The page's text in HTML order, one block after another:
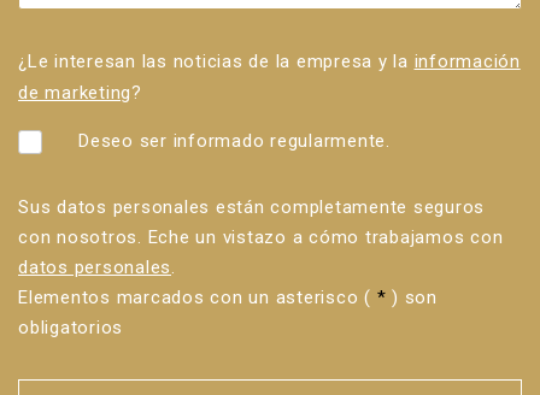
¿Le interesan las noticias de la empresa y la información
de marketing?
Deseo ser informado regularmente.
Sus datos personales están completamente seguros
con nosotros. Eche un vistazo a cómo trabajamos con
datos personales.
Elementos marcados con un asterisco ( * ) son
obligatorios